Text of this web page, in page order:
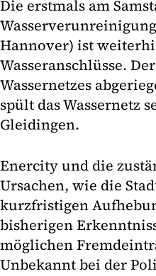
Die erstmals am
Hannover) ist
Wasseranschlüsse.
Wassernetzes
spült das Wassernetz
Gleidingen.
Enercity und die
Ursachen, wie die
kurzfristigen
bisherigen
möglichen
Unbekannt bei der